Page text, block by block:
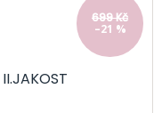
699 Kč
–21 %